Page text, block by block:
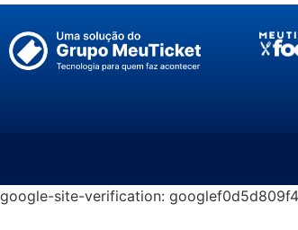
google-site-verification: